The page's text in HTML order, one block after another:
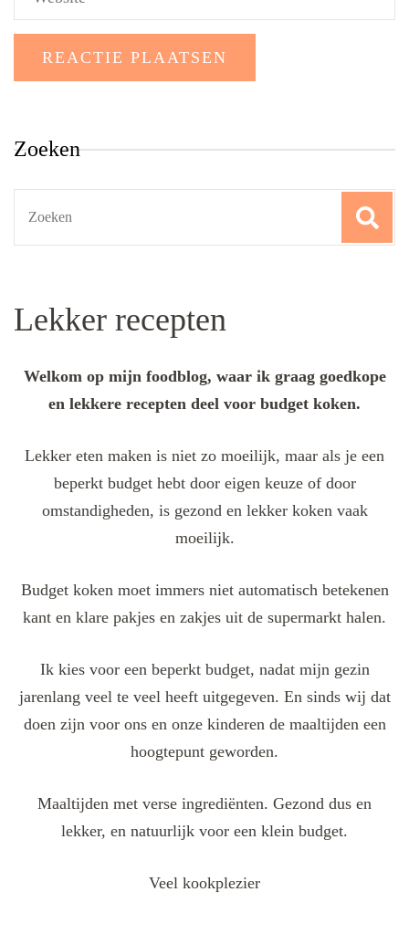
Zoeken
Lekker recepten
Welkom op mijn foodblog, waar ik graag goedkope
en lekkere recepten deel voor budget koken.
Lekker eten maken is niet zo moeilijk, maar als je een
beperkt budget hebt door eigen keuze of door
omstandigheden, is gezond en lekker koken vaak
moeilijk.
Budget koken moet immers niet automatisch betekenen
kant en klare pakjes en zakjes uit de supermarkt halen.
Ik kies voor een beperkt budget, nadat mijn gezin
jarenlang veel te veel heeft uitgegeven. En sinds wij dat
doen zijn voor ons en onze kinderen de maaltijden een
hoogtepunt geworden.
Maaltijden met verse ingrediënten. Gezond dus en
lekker, en natuurlijk voor een klein budget.
Veel kookplezier